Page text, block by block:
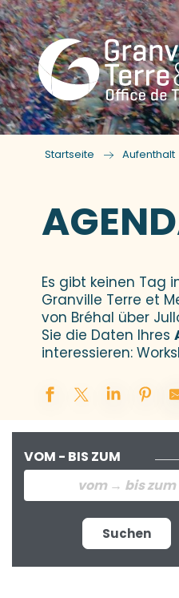
Startseite Aufenthalt
Es gibt keinen Tag
Granville Terre et
von Bréhal über
Sie die Daten Ihres
interessieren:
VOM - BIS ZUM
Suchen